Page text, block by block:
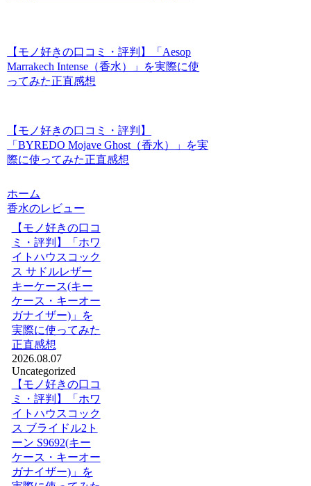
【モノ好きの口コミ・評判】「Aesop
Marrakech Intense（香水）」を実際に使
ってみた正直感想
【モノ好きの口コミ・評判】
「BYREDO Mojave Ghost（香水）」を実
際に使ってみた正直感想
ホーム
香水のレビュー
【モノ好きの口コ
ミ・評判】「ホワ
イトハウスコック
ス サドルレザー
キーケース(キー
ケース・キーオー
ガナイザー)」を
実際に使ってみた
正直感想
2026.08.07
Uncategorized
【モノ好きの口コ
ミ・評判】「ホワ
イトハウスコック
ス ブライドル2ト
ーン S9692(キー
ケース・キーオー
ガナイザー)」を